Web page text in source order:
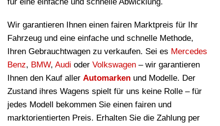
für eine einfache und schnelle Abwicklung.
Wir garantieren Ihnen einen fairen Marktpreis für Ihr
Fahrzeug und eine einfache und schnelle Methode,
Ihren Gebrauchtwagen zu verkaufen. Sei es Mercedes
Benz, BMW, Audi oder Volkswagen – wir garantieren
Ihnen den Kauf aller Automarken und Modelle. Der
Zustand ihres Wagens spielt für uns keine Rolle – für
jedes Modell bekommen Sie einen fairen und
marktorientierten Preis. Erhalten Sie die Zahlung per